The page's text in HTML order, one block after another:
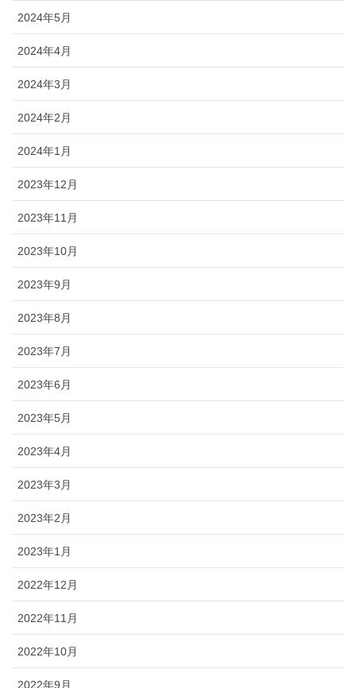
2024年5月
2024年4月
2024年3月
2024年2月
2024年1月
2023年12月
2023年11月
2023年10月
2023年9月
2023年8月
2023年7月
2023年6月
2023年5月
2023年4月
2023年3月
2023年2月
2023年1月
2022年12月
2022年11月
2022年10月
2022年9月